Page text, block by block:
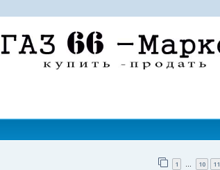
1 … 10 11